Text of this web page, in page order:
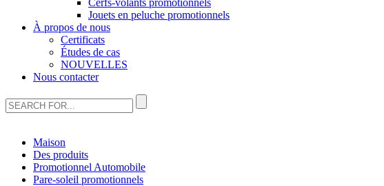
Cerfs-volants promotionnels
Jouets en peluche promotionnels
À propos de nous
Certificats
Études de cas
NOUVELLES
Nous contacter
Maison
Des produits
Promotionnel Automobile
Pare-soleil promotionnels